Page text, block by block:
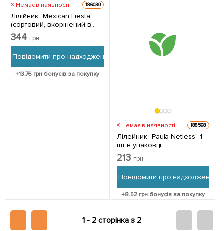
Немає в наявності 186030
Лілійник "Mexican Fiesta"
(сортовий, вкорінений в
контейнері С1,2) 1
саджанець в упаковці
344 грн
Повідомити про надходження
+13.76 грн бонусів за покупку
Немає в наявності 188598
Лілейник "Paula Netless" 1
шт в упаковці
213 грн
Повідомити про надходження
+8.52 грн бонусів за покупку
1 - 2 сторінка з 2